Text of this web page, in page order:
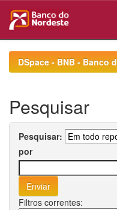
navigationDSpace - BNB - Banco
Pesquisar
Pesquisar:
por
Filtros correntes: